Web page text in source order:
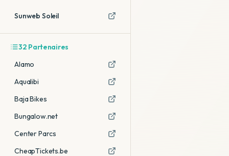
Sunweb Soleil
32 Partenaires
Alamo
Aqualibi
Baja Bikes
Bungalow.net
Center Parcs
CheapTickets.be